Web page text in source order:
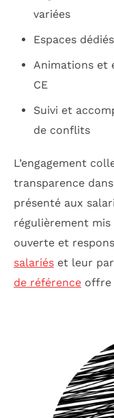
variées
Espaces
Animations et
CE
Suivi et
de conflits
L’engagement
transparence
présenté aux
régulièrement mis
ouverte et
salariés et leur
de référence offre